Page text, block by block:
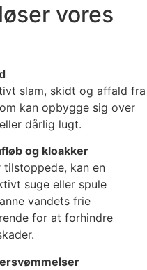
vores
slam, skidt og affald fra
kan opbygge sig over
dårlig lugt.
og kloakker
kan en
suge eller spule
vandets frie
for at forhindre